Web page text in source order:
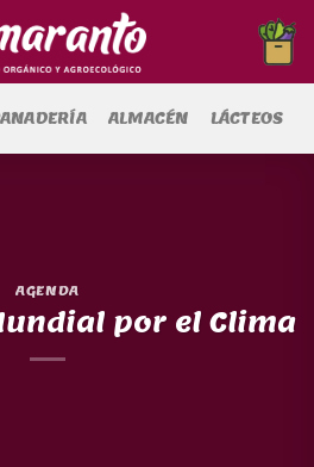
ALMACÉN LÁCTEOS
AGENDA
por el Clima